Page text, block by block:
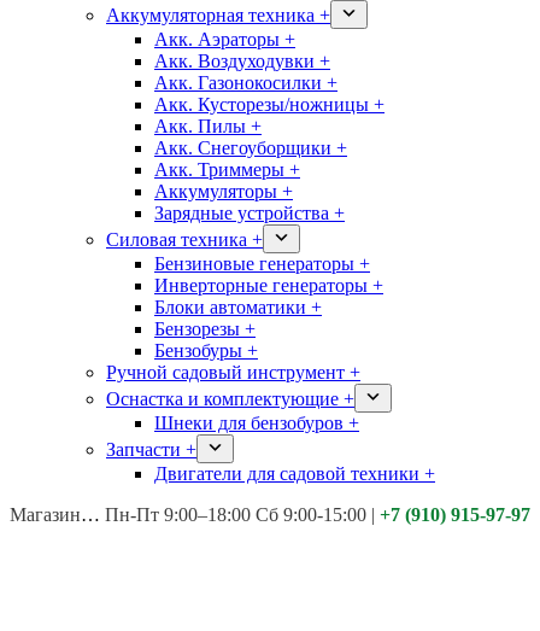
Аккумуляторная техника +
Акк. Аэраторы +
Акк. Воздуходувки +
Акк. Газонокосилки +
Акк. Кусторезы/ножницы +
Акк. Пилы +
Акк. Снегоуборщики +
Акк. Триммеры +
Аккумуляторы +
Зарядные устройства +
Силовая техника +
Бензиновые генераторы +
Инверторные генераторы +
Блоки автоматики +
Бензорезы +
Бензобуры +
Ручной садовый инструмент +
Оснастка и комплектующие +
Шнеки для бензобуров +
Запчасти +
Двигатели для садовой техники +
Магазины: Калуга ул. Московская д.113
Пн-Пт 9:00–18:00 Сб 9:00-15:00 | +7 (910) 915-97-97